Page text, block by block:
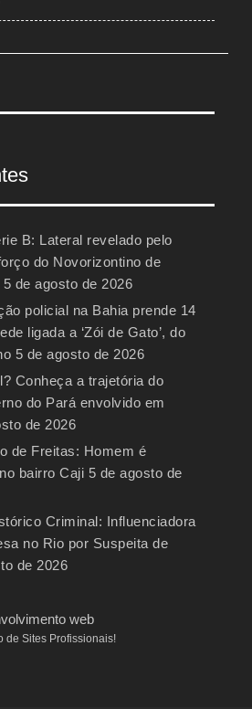
B: Lateral revelado pelo
do Novorizontino de
5 de agosto de 2026
policial na Bahia prende 14
ligada a ‘Zói de Gato’, do
5 de agosto de 2026
Conheça a trajetória do
do Pará envolvido em
de 2026
de Freitas: Homem é
bairro Caji 5 de agosto de
Criminal: Influenciadora
no Rio por Suspeita de
de 2026
de Sites Profissionais!